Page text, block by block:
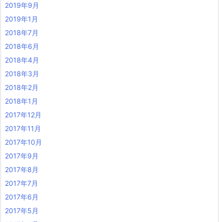
2019年9月
2019年1月
2018年7月
2018年6月
2018年4月
2018年3月
2018年2月
2018年1月
2017年12月
2017年11月
2017年10月
2017年9月
2017年8月
2017年7月
2017年6月
2017年5月